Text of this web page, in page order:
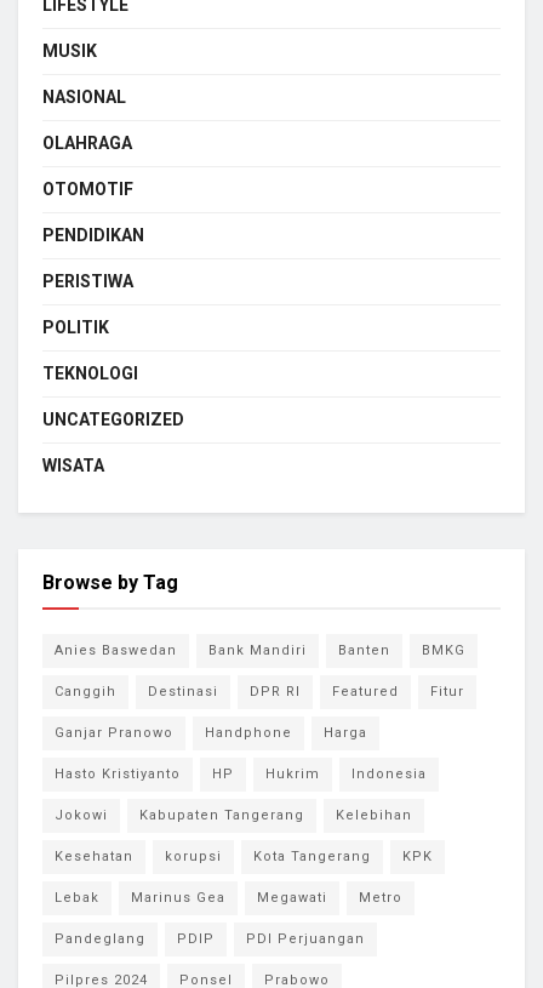
LIFESTYLE
MUSIK
NASIONAL
OLAHRAGA
OTOMOTIF
PENDIDIKAN
PERISTIWA
POLITIK
TEKNOLOGI
UNCATEGORIZED
WISATA
Browse by Tag
Anies Baswedan Bank Mandiri Banten BMKG
Canggih Destinasi DPR RI Featured Fitur
Ganjar Pranowo Handphone Harga
Hasto Kristiyanto HP Hukrim Indonesia
Jokowi Kabupaten Tangerang Kelebihan
Kesehatan korupsi Kota Tangerang KPK
Lebak Marinus Gea Megawati Metro
Pandeglang PDIP PDI Perjuangan
Pilpres 2024 Ponsel Prabowo